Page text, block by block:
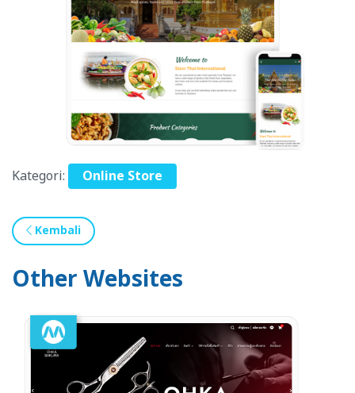
Kategori: Online Store
Kembali
Other Websites